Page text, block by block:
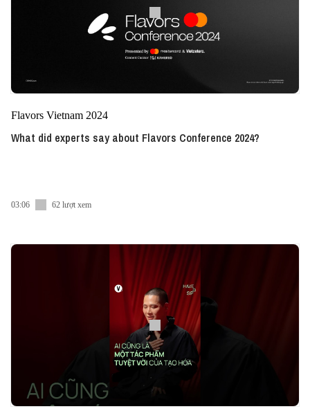
Flavors Vietnam 2024
What did experts say about Flavors Conference 2024?
03:06 62 lượt xem